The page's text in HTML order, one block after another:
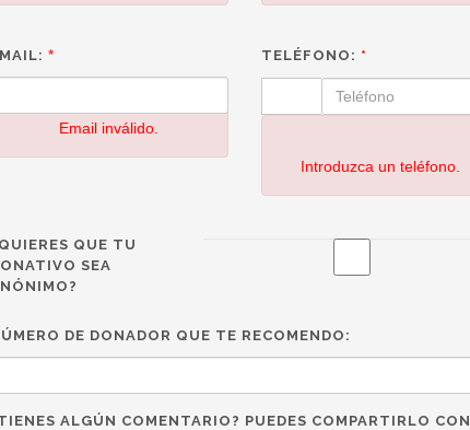
*
Email inválido.
TELÉFONO: *
Introduzca un teléfono.
QUE TU
SEA
DE DONADOR QUE TE RECOMENDO:
ALGÚN COMENTARIO? PUEDES COMPARTIRLO CON